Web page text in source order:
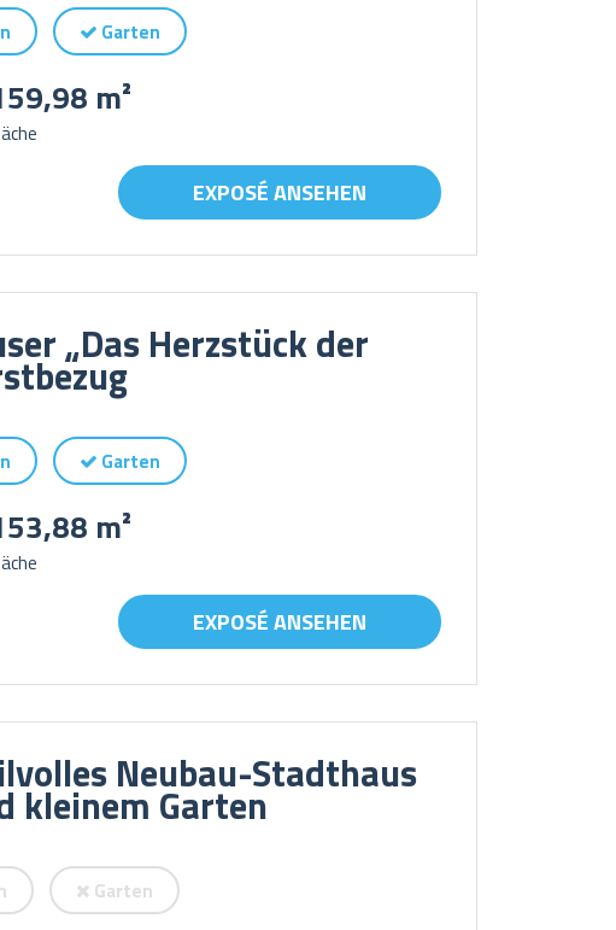
Garten
m²
EXPOSÉ ANSEHEN
„Das Herzstück der
Garten
m²
EXPOSÉ ANSEHEN
Neubau-Stadthaus
kleinem Garten
Garten